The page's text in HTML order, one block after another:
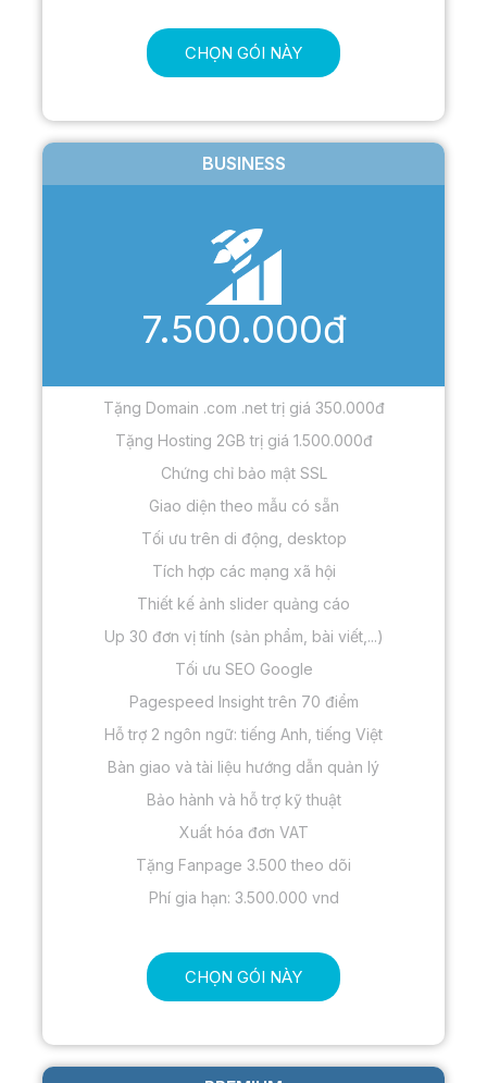
CHỌN GÓI NÀY
BUSINESS
7.500.000đ
Tặng Domain .com .net trị giá 350.000đ
Tặng Hosting 2GB trị giá 1.500.000đ
Chứng chỉ bảo mật SSL
Giao diện theo mẫu có sẵn
Tối ưu trên di động, desktop
Tích hợp các mạng xã hội
Thiết kế ảnh slider quảng cáo
Up 30 đơn vị tính (sản phẩm, bài viết,...)
Tối ưu SEO Google
Pagespeed Insight trên 70 điểm
Hỗ trợ 2 ngôn ngữ: tiếng Anh, tiếng Việt
Bàn giao và tài liệu hướng dẫn quản lý
Bảo hành và hỗ trợ kỹ thuật
Xuất hóa đơn VAT
Tặng Fanpage 3.500 theo dõi
Phí gia hạn: 3.500.000 vnd
CHỌN GÓI NÀY